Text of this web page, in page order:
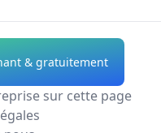
des
Allier
des
& gratuitement
sur cette page